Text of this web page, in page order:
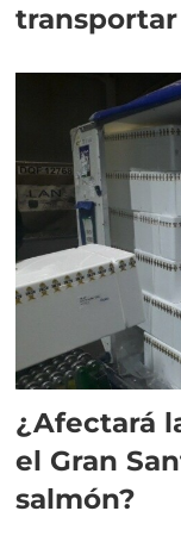
¿Afectará
el Gran
salmón?